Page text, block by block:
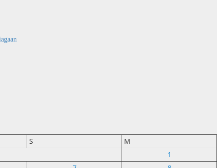
S
M
1